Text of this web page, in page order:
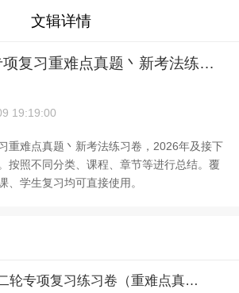
文辑详情
中考地理二轮专项复习重难点真题丶新考法练习卷
19:19:00
重难点真题丶新考法练习卷，2026年及接下
按照不同分类、课程、章节等进行总结。覆
、学生复习均可直接使用。
中考地理二轮专项复习练习卷（重难点真题+新考法）-地球和地球仪（原卷版和解析版）